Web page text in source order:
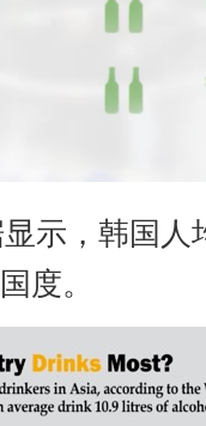
示，韩国
度。